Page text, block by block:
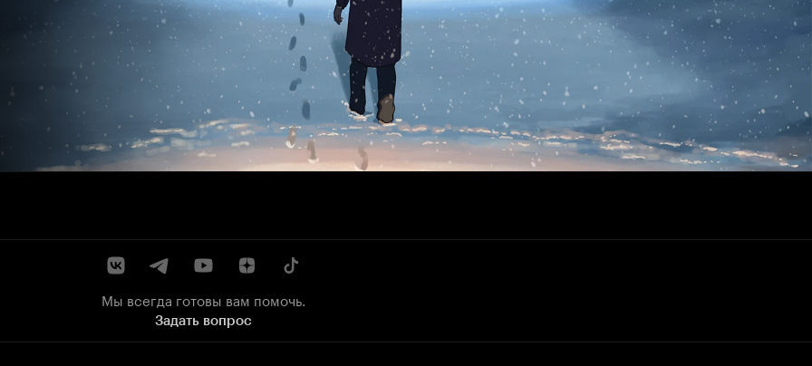
Мы всегда готовы вам помочь.
Задать вопрос